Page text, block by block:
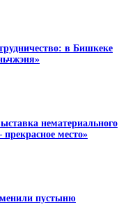
в Бишкеке
нематериального
место»
пустыню